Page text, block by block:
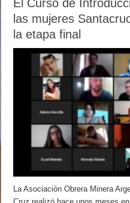
El Curso de
las mujeres
la etapa final
La Asociación Obrera Minera